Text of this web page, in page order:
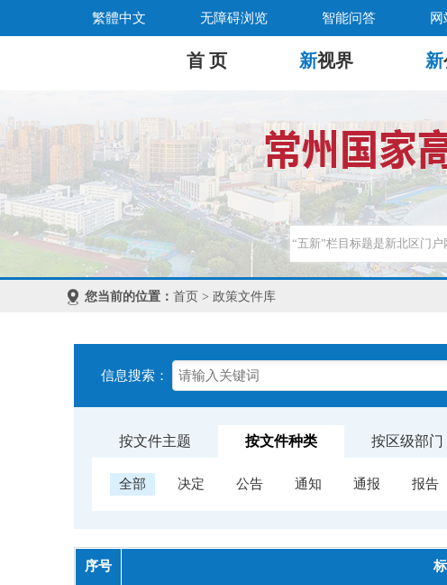
繁體中文 无障碍浏览 智能问答 网
首 页 新视界 新
您当前的位置： 首页 > 政策文件库
信息搜索：
按文件主题 按文件种类 按区级部门
全部 决定 公告 通知 通报 报告
序号